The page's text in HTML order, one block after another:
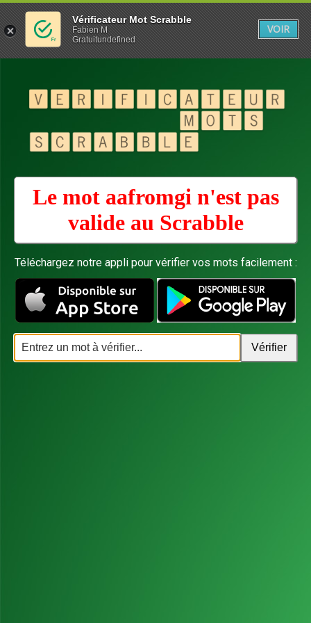
Le mot aafromgi n'est pas
valide au Scrabble
Téléchargez notre appli pour vérifier vos mots facilement :
Vérificateur Mot Scrabble
Fabien M
Gratuitundefined
VOIR